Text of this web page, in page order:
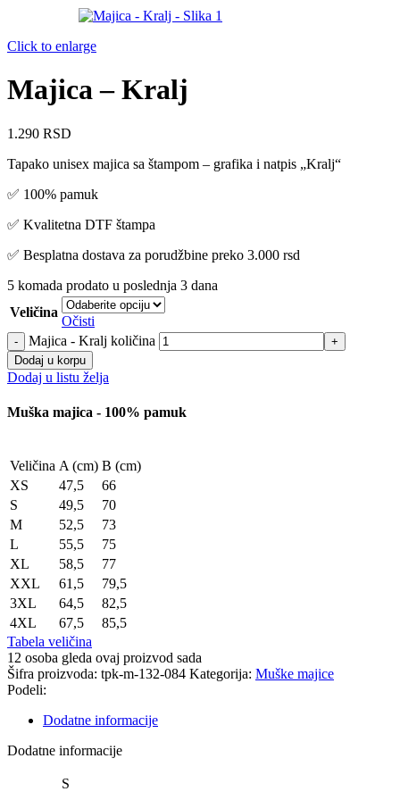
Click to enlarge
Majica – Kralj
1.290 RSD
Tapako unisex majica sa štampom – grafika i natpis „Kralj“
✅ 100% pamuk
✅ Kvalitetna DTF štampa
✅ Besplatna dostava za porudžbine preko 3.000 rsd
5 komada prodato u poslednja 3 dana
Veličina
Očisti
Majica - Kralj količina
Dodaj u korpu
Dodaj u listu želja
Muška majica - 100% pamuk
Veličina A (cm) B (cm)
XS
47,5
66
S
49,5
70
M
52,5
73
L
55,5
75
XL
58,5
77
XXL
61,5
79,5
3XL
64,5
82,5
4XL
67,5
85,5
Tabela veličina
12 osoba gleda ovaj proizvod sada
Šifra proizvoda: tpk-m-132-084 Kategorija: Muške majice
Podeli:
Dodatne informacije
Dodatne informacije
S